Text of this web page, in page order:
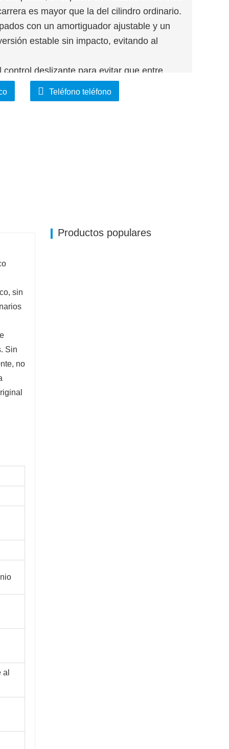
es mayor que la del cilindro ordinario.
con un amortiguador ajustable y un
estable sin impacto, evitando al
deslizante para evitar que entre
la vida útil del cilindro.
Teléfono teléfono
sin
Sin
no
Productos populares